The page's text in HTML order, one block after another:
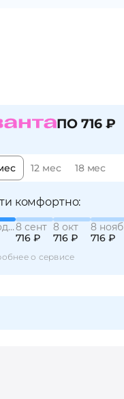
ПО 716 ₽
12 мес 18 мес
комфортно:
Сегодня8 сент
716 ₽
8 окт
716 ₽
8 нояб
716 ₽
о сервисе